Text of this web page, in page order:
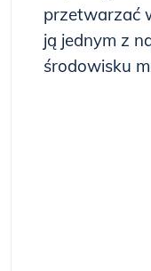
przetwarzać
ją jednym z
środowisku